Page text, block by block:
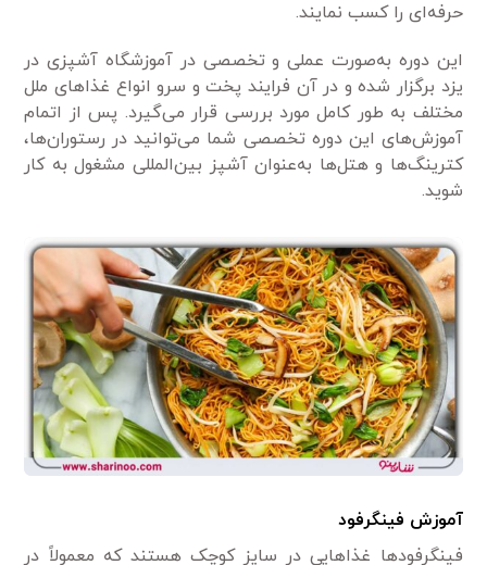
حرفه‌ای را کسب نمایند.
این دوره به‌صورت عملی و تخصصی در آموزشگاه آشپزی در
یزد برگزار شده و در آن فرایند پخت و سرو انواع غذا‌های ملل
مختلف به طور کامل مورد بررسی قرار می‌گیرد. پس از اتمام
آموزش‌های این دوره تخصصی شما می‌توانید در رستوران‌ها،
کترینگ‌ها و هتل‌ها به‌عنوان آشپز بین‌المللی مشغول به کار
شوید.
آموزش فینگرفود
فینگرفودها غذا‌هایی در سایز کوچک هستند که معمولاً در